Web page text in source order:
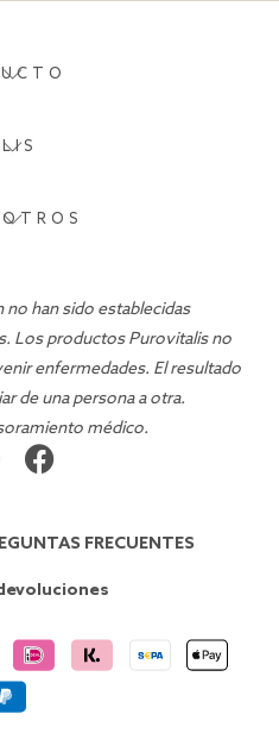
no han sido establecidas
Los productos Purovitalis no
enfermedades. El resultado
de una persona a otra.
médico.
FRECUENTES